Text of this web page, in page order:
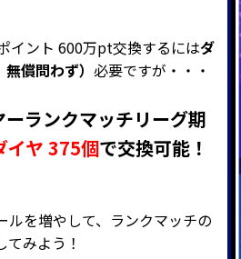
イント 600万pt交換するにはダ
償問わず） 必要ですが・・・
ランクマッチリーグ期
イヤ 375個で交換可能！
ルを増やして、ランクマッチの
みよう！